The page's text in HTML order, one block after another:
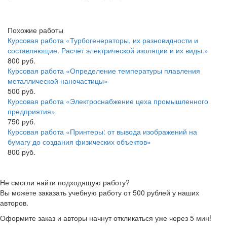
Похожие работы
Курсовая работа «Турбогенераторы, их разновидности и
составляющие. Расчёт электрической изоляции и их виды.»
800 руб.
Курсовая работа «Определение температуры плавления
металлической наночастицы»
500 руб.
Курсовая работа «Электроснабжение цеха промышленного
предприятия»
750 руб.
Курсовая работа «Принтеры: от вывода изображений на
бумагу до создания физических объектов»
800 руб.
Не смогли найти подходящую работу?
Вы можете заказать учебную работу от 500 рублей у наших
авторов.
Оформите заказ и авторы начнут откликаться уже через 5 мин!